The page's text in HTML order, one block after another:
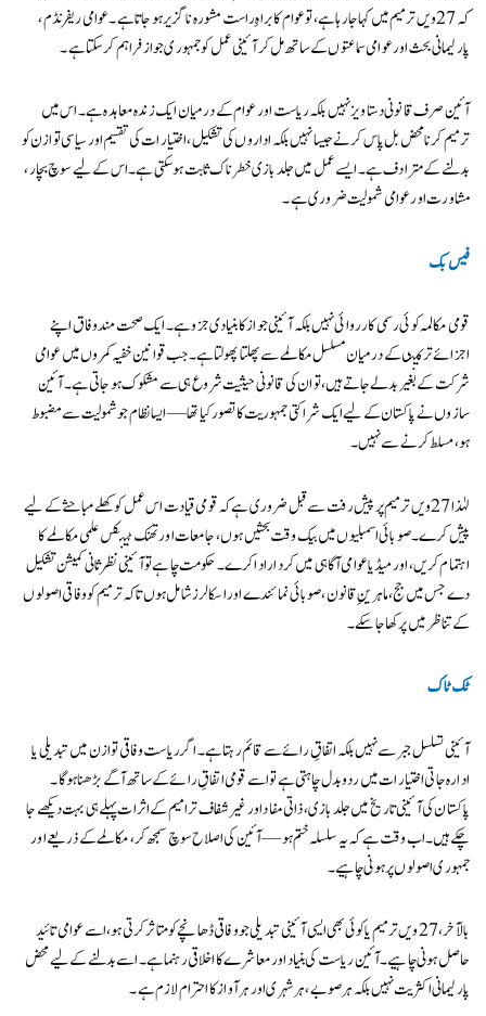
کہ 27ویں ترمیم میں کہا جا رہا ہے، تو عوام کا براہِ راست مشورہ ناگزیر ہو جاتا ہے۔ عوامی ریفرنڈم،
پارلیمانی بحث اور عوامی سماعتوں کے ساتھ مل کر آئینی عمل کو جمہوری جواز فراہم کر سکتا ہے۔
آئین صرف قانونی دستاویز نہیں بلکہ ریاست اور عوام کے درمیان ایک زندہ معاہدہ ہے۔ اس میں
ترمیم کرنا محض بل پاس کرنے جیسا نہیں بلکہ اداروں کی تشکیل، اختیارات کی تقسیم اور سیاسی توازن کو
بدلنے کے مترادف ہے۔ ایسے عمل میں جلد بازی خطرناک ثابت ہو سکتی ہے۔ اس کے لیے سوچ بچار،
مشاورت اور عوامی شمولیت ضروری ہے۔
فیس بک
قومی مکالمہ کوئی رسمی کارروائی نہیں بلکہ آئینی جواز کا بنیادی جزو ہے۔ ایک صحت مند وفاق اپنے
اجزائے ترکیبی کے درمیان مسلسل مکالمے سے پھلتا پھولتا ہے۔ جب قوانین خفیہ کمروں میں عوامی
شرکت کے بغیر بدلے جاتے ہیں، تو ان کی قانونی حیثیت شروع ہی سے مشکوک ہو جاتی ہے۔ آئین
سازوں نے پاکستان کے لیے ایک شراکتی جمہوریت کا تصور کیا تھا — ایسا نظام جو شمولیت سے مضبوط
ہو، مسلط کرنے سے نہیں۔
لہٰذا 27ویں ترمیم پر پیش رفت سے قبل ضروری ہے کہ قومی قیادت اس عمل کو کھلے مباحثے کے لیے
پیش کرے۔ صوبائی اسمبلیوں میں بیک وقت بحثیں ہوں، جامعات اور تھنک ٹینکس علمی مکالمے کا
اہتمام کریں، اور میڈیا عوامی آگاہی میں کردار ادا کرے۔ حکومت چاہے تو آئینی نظرثانی کمیشن تشکیل
دے جس میں جج، ماہرینِ قانون، صوبائی نمائندے اور اسکالرز شامل ہوں تاکہ ترمیم کو وفاقی اصولوں
کے تناظر میں پرکھا جا سکے۔
ٹک ٹاک
آئینی تسلسل جبر سے نہیں بلکہ اتفاقِ رائے سے قائم رہتا ہے۔ اگر ریاست وفاقی توازن میں تبدیلی یا
ادارہ جاتی اختیارات میں ردوبدل چاہتی ہے تو اسے قومی اتفاقِ رائے کے ساتھ آگے بڑھنا ہوگا۔
پاکستان کی آئینی تاریخ میں جلد بازی، ذاتی مفاد اور غیر شفاف ترامیم کے اثرات پہلے ہی بہت دیکھے جا
چکے ہیں۔ اب وقت ہے کہ یہ سلسلہ ختم ہو — آئین کی اصلاح سوچ سمجھ کر، مکالمے کے ذریعے اور
جمہوری اصولوں پر ہونی چاہیے۔
بالآخر، 27ویں ترمیم یا کوئی بھی ایسی آئینی تبدیلی جو وفاقی ڈھانچے کو متاثر کرتی ہو، اسے عوامی تائید
حاصل ہونی چاہیے۔ آئین ریاست کی بنیاد اور معاشرے کا اخلاقی رہنما ہے۔ اسے بدلنے کے لیے محض
پارلیمانی اکثریت نہیں بلکہ ہر صوبے، ہر شہری اور ہر آواز کا احترام لازم ہے۔